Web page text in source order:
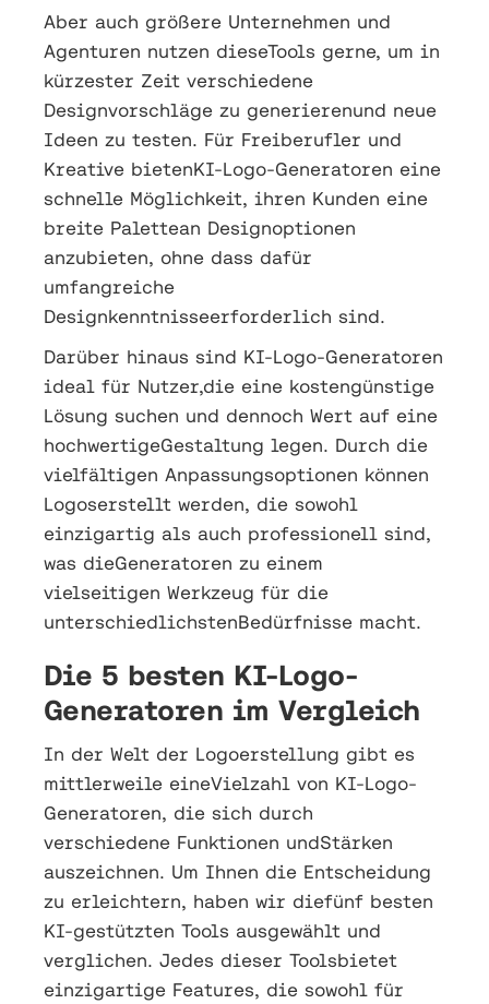
Aber auch größere Unternehmen und
Agenturen nutzen dieseTools gerne, um in
kürzester Zeit verschiedene
Designvorschläge zu generierenund neue
Ideen zu testen. Für Freiberufler und
Kreative bietenKI-Logo-Generatoren eine
schnelle Möglichkeit, ihren Kunden eine
breite Palettean Designoptionen
anzubieten, ohne dass dafür
umfangreiche
Designkenntnisseerforderlich sind.
Darüber hinaus sind KI-Logo-Generatoren
ideal für Nutzer,die eine kostengünstige
Lösung suchen und dennoch Wert auf eine
hochwertigeGestaltung legen. Durch die
vielfältigen Anpassungsoptionen können
Logoserstellt werden, die sowohl
einzigartig als auch professionell sind,
was dieGeneratoren zu einem
vielseitigen Werkzeug für die
unterschiedlichstenBedürfnisse macht.
Die 5 besten KI-Logo-
Generatoren im Vergleich
In der Welt der Logoerstellung gibt es
mittlerweile eineVielzahl von KI-Logo-
Generatoren, die sich durch
verschiedene Funktionen undStärken
auszeichnen. Um Ihnen die Entscheidung
zu erleichtern, haben wir diefünf besten
KI-gestützten Tools ausgewählt und
verglichen. Jedes dieser Toolsbietet
einzigartige Features, die sowohl für